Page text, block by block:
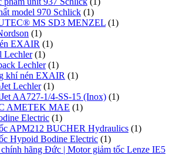
model 970 Schlick (1)
MS SD3 MENZEL (1)
(1)
EXAIR (1)
Lechler (1)
Lechler (1)
khí nén EXAIR (1)
Lechler (1)
AA727-1/4-SS-15 (Inox) (1)
AMETEK MAE (1)
Electric (1)
APM212 BUCHER Hydraulics (1)
Hypoid Bodine Electric (1)
hãng Đức | Motor giảm tốc Lenze IE5